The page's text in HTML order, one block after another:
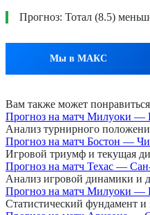
Прогноз: Тотал (8.5)
Мы в МАКС
Вам также может понравиться
Прогноз на матч Милуоки —
Анализ турнирного
Прогноз на матч Бостон —
Игровой триумф и текущая
Прогноз на матч Техас —
Анализ игровой динамики и
Прогноз на матч Милуоки —
Статистический фундамент